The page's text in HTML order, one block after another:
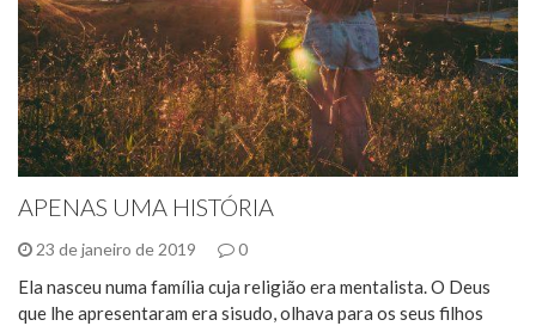
APENAS UMA HISTÓRIA
23 de janeiro de 2019 0
Ela nasceu numa família cuja religião era mentalista. O Deus
que lhe apresentaram era sisudo, olhava para os seus filhos